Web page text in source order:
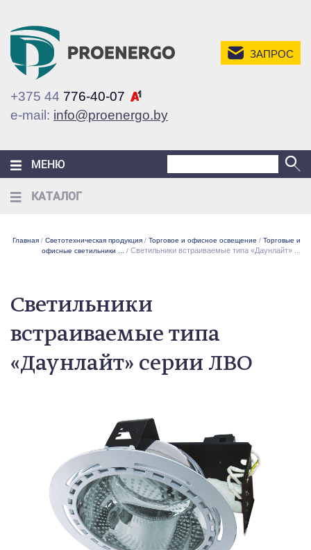
ЗАПРОС
+375 44 776-40-07
e-mail: info@proenergo.by
МЕНЮ
КАТАЛОГ
Главная / Светотехническая продукция / Торговое и офисное освещение / Торговые и
офисные светильники ...
/ Светильники встраиваемые типа «Даунлайт» ...
Светильники
встраиваемые типа
«Даунлайт» серии ЛВО